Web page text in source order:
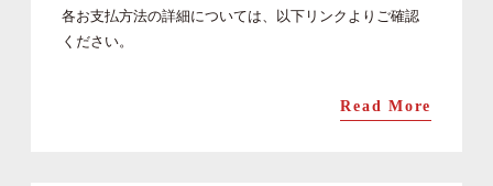
各お支払方法の詳細については、以下リンクよりご確認
ください。
Read More